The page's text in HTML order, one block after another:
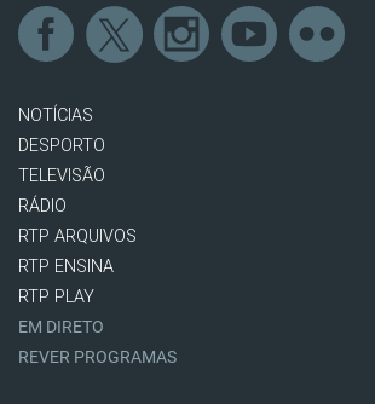
NOTÍCIAS
DESPORTO
TELEVISÃO
RÁDIO
RTP ARQUIVOS
RTP ENSINA
RTP PLAY
EM DIRETO
REVER PROGRAMAS